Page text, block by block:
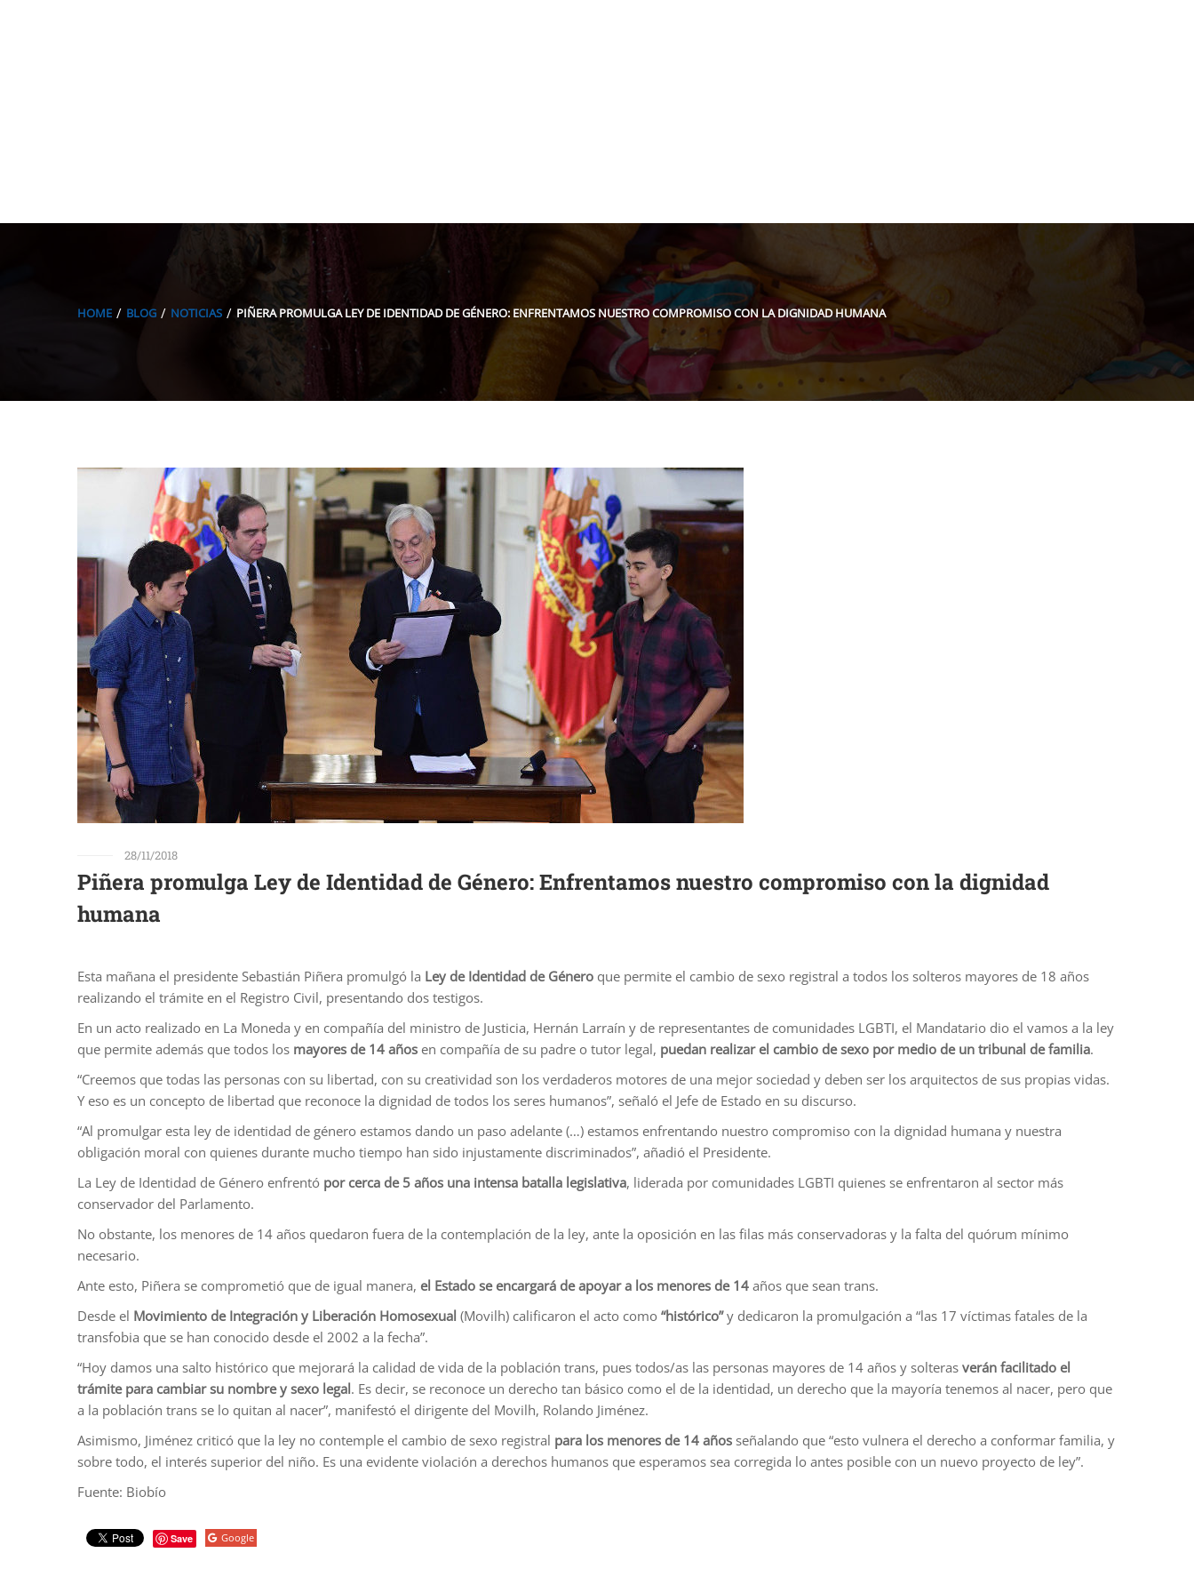
HOME BLOG NOTICIAS PIÑERA PROMULGA LEY DE IDENTIDAD DE GÉNERO: ENFRENTAMOS NUESTRO COMPROMISO CON LA DIGNIDAD HUMANA
28/11/2018
Piñera promulga Ley de Identidad de Género: Enfrentamos nuestro compromiso con la dignidad
humana
Esta mañana el presidente Sebastián Piñera promulgó la Ley de Identidad de Género que permite el cambio de sexo registral a todos los solteros mayores de 18 años
realizando el trámite en el Registro Civil, presentando dos testigos.
En un acto realizado en La Moneda y en compañía del ministro de Justicia, Hernán Larraín y de representantes de comunidades LGBTI, el Mandatario dio el vamos a la ley
que permite además que todos los mayores de 14 años en compañía de su padre o tutor legal, puedan realizar el cambio de sexo por medio de un tribunal de familia.
“Creemos que todas las personas con su libertad, con su creatividad son los verdaderos motores de una mejor sociedad y deben ser los arquitectos de sus propias vidas.
Y eso es un concepto de libertad que reconoce la dignidad de todos los seres humanos”, señaló el Jefe de Estado en su discurso.
“Al promulgar esta ley de identidad de género estamos dando un paso adelante (…) estamos enfrentando nuestro compromiso con la dignidad humana y nuestra
obligación moral con quienes durante mucho tiempo han sido injustamente discriminados”, añadió el Presidente.
La Ley de Identidad de Género enfrentó por cerca de 5 años una intensa batalla legislativa, liderada por comunidades LGBTI quienes se enfrentaron al sector más
conservador del Parlamento.
No obstante, los menores de 14 años quedaron fuera de la contemplación de la ley, ante la oposición en las filas más conservadoras y la falta del quórum mínimo
necesario.
Ante esto, Piñera se comprometió que de igual manera, el Estado se encargará de apoyar a los menores de 14 años que sean trans.
Desde el Movimiento de Integración y Liberación Homosexual (Movilh) calificaron el acto como “histórico”y dedicaron la promulgación a “las 17 víctimas fatales de la
transfobia que se han conocido desde el 2002 a la fecha”.
“Hoy damos una salto histórico que mejorará la calidad de vida de la población trans, pues todos/as las personas mayores de 14 años y solteras verán facilitado el
trámite para cambiar su nombre y sexo legal. Es decir, se reconoce un derecho tan básico como el de la identidad, un derecho que la mayoría tenemos al nacer, pero que
a la población trans se lo quitan al nacer”, manifestó el dirigente del Movilh, Rolando Jiménez.
Asimismo, Jiménez criticó que la ley no contemple el cambio de sexo registral para los menores de 14 años señalando que “esto vulnera el derecho a conformar familia, y
sobre todo, el interés superior del niño. Es una evidente violación a derechos humanos que esperamos sea corregida lo antes posible con un nuevo proyecto de ley”.
Fuente: Biobío
Google
Save